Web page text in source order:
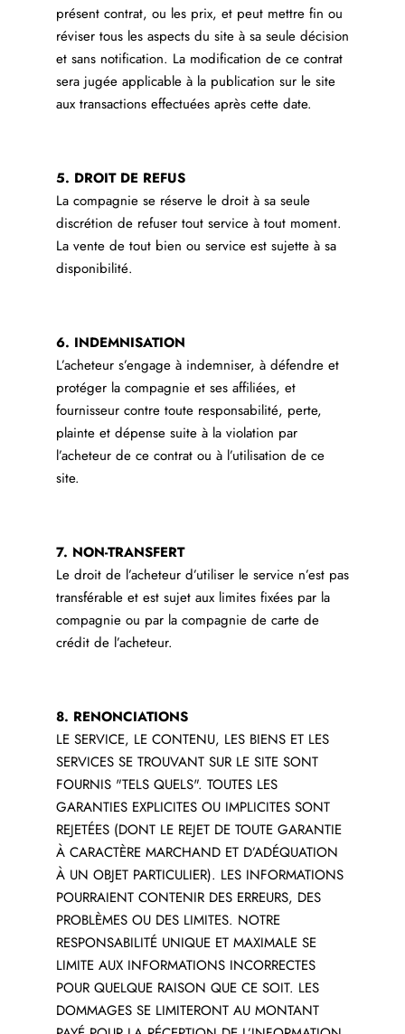
présent contrat, ou les prix, et peut mettre fin ou
réviser tous les aspects du site à sa seule décision
et sans notification. La modification de ce contrat
sera jugée applicable à la publication sur le site
aux transactions effectuées après cette date.
5. DROIT DE REFUS
La compagnie se réserve le droit à sa seule
discrétion de refuser tout service à tout moment.
La vente de tout bien ou service est sujette à sa
disponibilité.
6. INDEMNISATION
L’acheteur s’engage à indemniser, à défendre et
protéger la compagnie et ses affiliées, et
fournisseur contre toute responsabilité, perte,
plainte et dépense suite à la violation par
l’acheteur de ce contrat ou à l’utilisation de ce
site.
7. NON-TRANSFERT
Le droit de l’acheteur d’utiliser le service n’est pas
transférable et est sujet aux limites fixées par la
compagnie ou par la compagnie de carte de
crédit de l’acheteur.
8. RENONCIATIONS
LE SERVICE, LE CONTENU, LES BIENS ET LES
SERVICES SE TROUVANT SUR LE SITE SONT
FOURNIS "TELS QUELS". TOUTES LES
GARANTIES EXPLICITES OU IMPLICITES SONT
REJETÉES (DONT LE REJET DE TOUTE GARANTIE
À CARACTÈRE MARCHAND ET D’ADÉQUATION
À UN OBJET PARTICULIER). LES INFORMATIONS
POURRAIENT CONTENIR DES ERREURS, DES
PROBLÈMES OU DES LIMITES. NOTRE
RESPONSABILITÉ UNIQUE ET MAXIMALE SE
LIMITE AUX INFORMATIONS INCORRECTES
POUR QUELQUE RAISON QUE CE SOIT. LES
DOMMAGES SE LIMITERONT AU MONTANT